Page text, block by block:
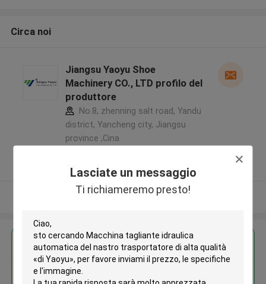
Lasciate un messaggio
Ti richiameremo presto!
Circa noi
Jiangsu Yaoyu Shoe
Machinery CO., LTD profilo del
produttore
No.8, zhenning salt road, Yandu
district, Yancheng city, Jiangsu
province ,Cina
Fornitore verificato
Osservi più
Ottieni il miglior prezzo per
Macchina tagliante idraulica